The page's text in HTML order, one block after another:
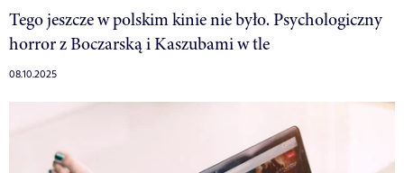
Tego jeszcze w polskim kinie nie było. Psychologiczny
horror z Boczarską i Kaszubami w tle
08.10.2025